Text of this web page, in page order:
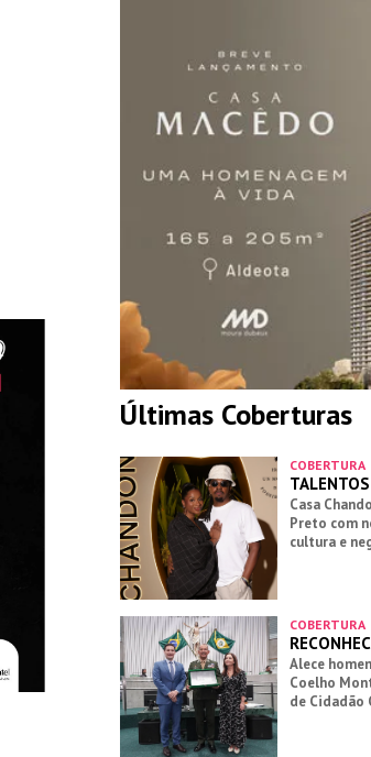
Últimas Coberturas
COBERTURA
Casa
Preto com
cultura e
COBERTURA
Alece
Coelho
de Cidadão